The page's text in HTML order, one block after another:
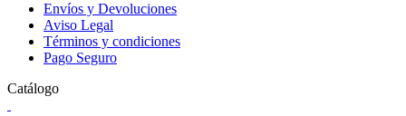
Envíos y Devoluciones
Aviso Legal
Términos y condiciones
Pago Seguro
Catálogo